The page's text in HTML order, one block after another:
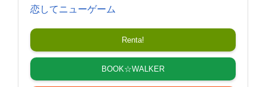
恋してニューゲーム
Renta!
BOOK☆WALKER